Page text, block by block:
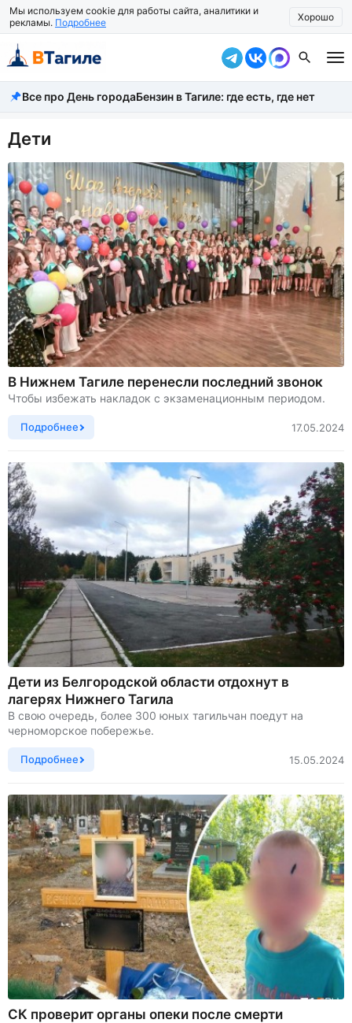
Мы используем cookie для работы сайта, аналитики и
рекламы. Подробнее Хорошо
Все новости
Происшествия
Город
Власть
Жизнь
Экономика
Общество
Рассказать новость
Все про День городаБензин в Тагиле: где есть, где нет
Дети
В Нижнем Тагиле перенесли последний звонок
Чтобы избежать накладок с экзаменационным периодом.
Подробнее 17.05.2024
Дети из Белгородской области отдохнут в
лагерях Нижнего Тагила
В свою очередь, более 300 юных тагильчан поедут на
черноморское побережье.
Подробнее 15.05.2024
СК проверит органы опеки после смерти